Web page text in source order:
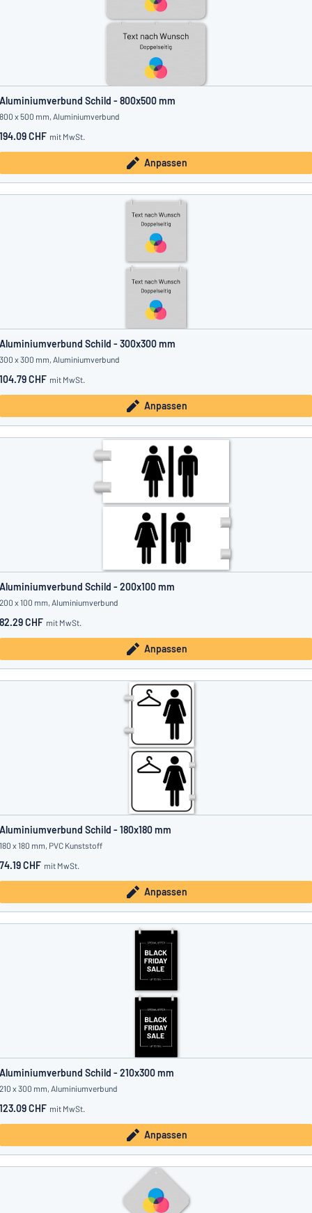
Aluminiumverbund Schild - 800x500 mm
800 x 500 mm, Aluminiumverbund
194.09 CHF mit MwSt.
Anpassen
Aluminiumverbund Schild - 300x300 mm
300 x 300 mm, Aluminiumverbund
104.79 CHF mit MwSt.
Anpassen
Aluminiumverbund Schild - 200x100 mm
200 x 100 mm, Aluminiumverbund
82.29 CHF mit MwSt.
Anpassen
Aluminiumverbund Schild - 180x180 mm
180 x 180 mm, PVC Kunststoff
74.19 CHF mit MwSt.
Anpassen
Aluminiumverbund Schild - 210x300 mm
210 x 300 mm, Aluminiumverbund
123.09 CHF mit MwSt.
Anpassen